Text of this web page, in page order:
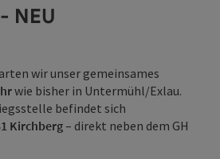
NEU
wir unser gemeinsames
wie bisher in Untermühl/Exlau.
befindet sich
Kirchberg– direkt neben dem GH